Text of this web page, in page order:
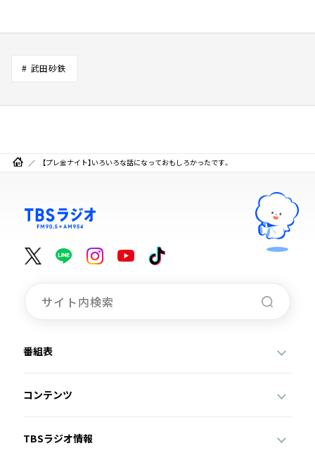
# 武田砂鉄
【プレ金ナイト】いろいろな話になっておもしろかったです。
番組表
コンテンツ
TBSラジオ情報